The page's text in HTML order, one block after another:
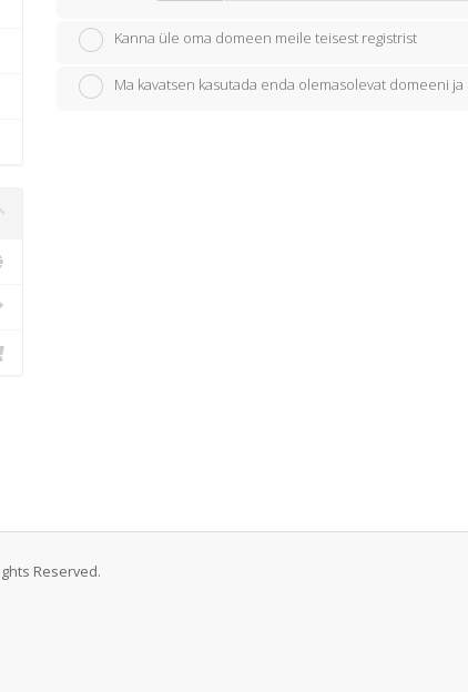
Kanna üle oma domeen meile teisest registrist
Ma kavatsen kasutada enda olemasolevat domeeni
Reserved.